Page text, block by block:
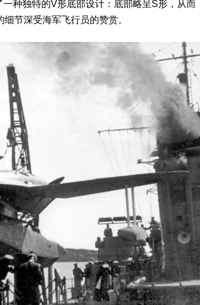
种独特的V形底部设计：底部略呈S形，从而
节深受海军飞行员的赞赏。